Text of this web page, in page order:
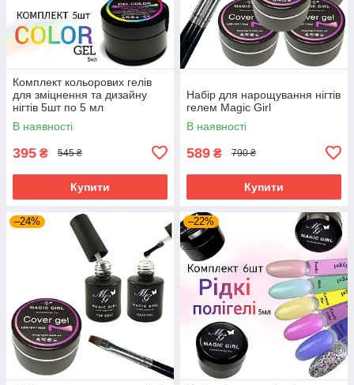
Комплект кольорових гелів
для зміцнення та дизайну
нігтів 5шт по 5 мл
В наявності
395 ₴ 545 ₴
Купити
Набір для нарощування нігтів
гелем Magic Girl
В наявності
589 ₴ 790 ₴
Купити
–24% –22%